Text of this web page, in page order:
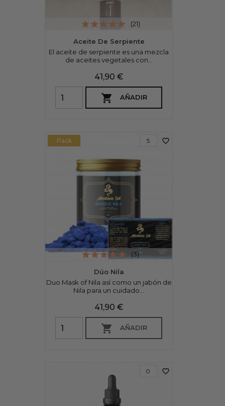
Aceite De Serpiente
El aceite de serpiente es una mezcla
de aceites vegetales con...
Precio
41,90 €
 AÑADIR
(21)
Dúo Nila
Duo Mask of Nila así como un jabón de
Nila para un cuidado...
Precio
41,90 €
 AÑADIR
favorite_border
5
(3)
Pack
favorite_border
0